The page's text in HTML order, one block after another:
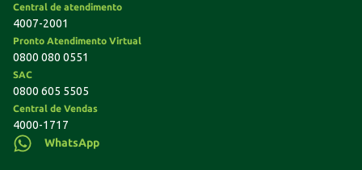
Central de atendimento
4007-2001
Pronto Atendimento Virtual
0800 080 0551
SAC
0800 605 5505
Central de Vendas
4000-1717
WhatsApp